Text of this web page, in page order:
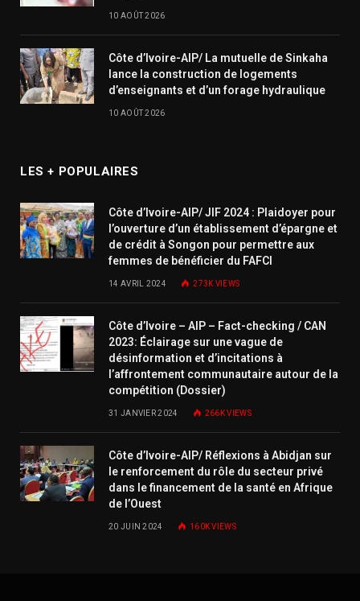
10 AOÛT 2026
Côte d’Ivoire-AIP/ La mutuelle de Sinkaha
lance la construction de logements
d’enseignants et d’un forage hydraulique
10 AOÛT 2026
LES + POPULAIRES
Côte d’Ivoire-AIP/ JIF 2024 : Plaidoyer pour
l’ouverture d’un établissement d’épargne et
de crédit à Songon pour permettre aux
femmes de bénéficier du FAFCI
14 AVRIL 2024 273K VIEWS
Côte d’Ivoire – AIP – Fact-checking / CAN
2023: Éclairage sur une vague de
désinformation et d’incitations à
l’affrontement communautaire autour de la
compétition (Dossier)
31 JANVIER 2024 266KVIEWS
Côte d’Ivoire-AIP/ Réflexions à Abidjan sur
le renforcement du rôle du secteur privé
dans le financement de la santé en Afrique
de l’Ouest
20 JUIN 2024 160KVIEWS